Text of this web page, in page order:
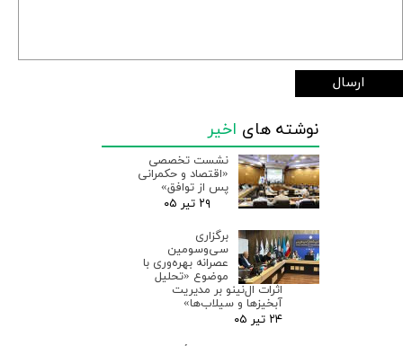
ارسال
نوشته های اخیر
نشست تخصصی
«اقتصاد و حکمرانی
پس از توافق»
۲۹ تیر ۰۵
برگزاری
سی‌وسومین
عصرانه بهره‌وری با
موضوع «تحلیل
اثرات ال‌نینو بر مدیریت
آبخیزها و سیلاب‌ها»
۲۴ تیر ۰۵